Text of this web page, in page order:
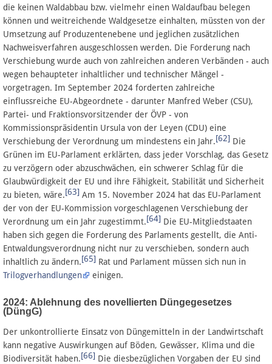
die keinen Waldabbau bzw. vielmehr einen Waldaufbau belegen
können und weitreichende Waldgesetze einhalten, müssten von der
Umsetzung auf Produzentenebene und jeglichen zusätzlichen
Nachweisverfahren ausgeschlossen werden. Die Forderung nach
Verschiebung wurde auch von zahlreichen anderen Verbänden - auch
wegen behaupteter inhaltlicher und technischer Mängel -
vorgetragen. Im September 2024 forderten zahlreiche
einflussreiche EU-Abgeordnete - darunter Manfred Weber (CSU),
Partei- und Fraktionsvorsitzender der ÖVP - von
Kommissionspräsidentin Ursula von der Leyen (CDU) eine
Verschiebung der Verordnung um mindestens ein Jahr.[62] Die
Grünen im EU-Parlament erklärten, dass jeder Vorschlag, das Gesetz
zu verzögern oder abzuschwächen, ein schwerer Schlag für die
Glaubwürdigkeit der EU und ihre Fähigkeit, Stabilität und Sicherheit
zu bieten, wäre.[63] Am 15. November 2024 hat das EU-Parlament
der von der EU-Kommission vorgeschlagenen Verschiebung der
Verordnung um ein Jahr zugestimmt.[64] Die EU-Mitgliedstaaten
haben sich gegen die Forderung des Parlaments gestellt, die Anti-
Entwaldungsverordnung nicht nur zu verschieben, sondern auch
inhaltlich zu ändern.[65] Rat und Parlament müssen sich nun in
Trilogverhandlungen
einigen.
2024: Ablehnung des novellierten Düngegesetzes
(DüngG)
Der unkontrollierte Einsatz von Düngemitteln in der Landwirtschaft
kann negative Auswirkungen auf Böden, Gewässer, Klima und die
Biodiversität haben.[66] Die diesbezüglichen Vorgaben der EU sind